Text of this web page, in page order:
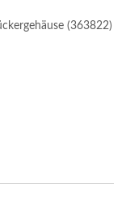
(363822)